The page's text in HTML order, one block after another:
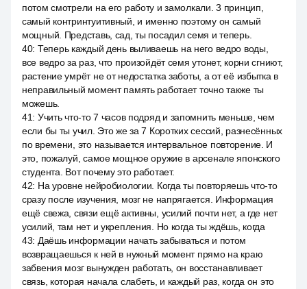
потом смотрели на его работу и замолкали. 3 принцип,
самый контринтуитивный, и именно поэтому он самый
мощный. Представь, сад, ты посадил семя и теперь.
40: Теперь каждый день выливаешь на него ведро воды,
все ведро за раз, что произойдёт семя утонет, корни сгниют,
растение умрёт не от недостатка заботы, а от её избытка в
неправильный момент память работает точно также ты
можешь.
41: Учить что-то 7 часов подряд и запомнить меньше, чем
если бы ты учил. Это же за 7 Коротких сессий, разнесённых
по времени, это называется интервальное повторение. И
это, пожалуй, самое мощное оружие в арсенале японского
студента. Вот почему это работает.
42: На уровне нейробиологии. Когда ты повторяешь что-то
сразу после изучения, мозг не напрягается. Информация
ещё свежа, связи ещё активны, усилий почти нет, а где нет
усилий, там нет и укрепления. Но когда ты ждёшь, когда
43: Даёшь информации начать забываться и потом
возвращаешься к ней в нужный момент прямо на краю
забвения мозг вынужден работать, он восстанавливает
связь, которая начала слабеть, и каждый раз, когда он это